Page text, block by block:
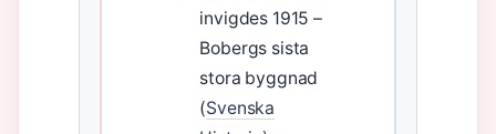
invigdes 1915 –
Bobergs sista
stora byggnad
(Svenska